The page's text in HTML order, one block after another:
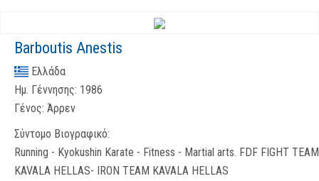
Barboutis Anestis
Ελλάδα
Ημ. Γέννησης: 1986
Γένος: Άρρεν
Σύντομο Βιογραφικό:
Running - Kyokushin Karate - Fitness - Martial arts. FDF FIGHT TEAM
KAVALA HELLAS- IRON TEAM KAVALA HELLAS